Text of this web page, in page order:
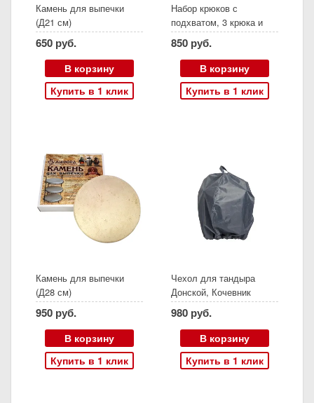
Камень для выпечки
(Д21 см)
650 руб.
В корзину
Купить в 1 клик
Набор крюков с
подхватом, 3 крюка и
перекладина
850 руб.
В корзину
Купить в 1 клик
Камень для выпечки
(Д28 см)
950 руб.
В корзину
Купить в 1 клик
Чехол для тандыра
Донской, Кочевник
980 руб.
В корзину
Купить в 1 клик